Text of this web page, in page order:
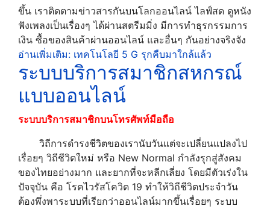
ขึ้น เราติดตามข่าวสารกันบนโลกออนไลน์ ไลฟ์สด ดูหนัง
ฟังเพลงเป็นเรื่องๆ ได้ผ่านสตรีมมิ่ง มีการทำธุรกรรมการ
เงิน ซื้อของสินค้าผ่านออนไลน์ และอื่นๆ กันอย่างจริงจัง
อ่านเพิ่มเติม: เทคโนโลยี 5 G รุกคืบมาใกล้แล้ว
ระบบบริการสมาชิกสหกรณ์
แบบออนไลน์
ระบบบริการสมาชิกบนโทรศัพท์มือถือ
วิถีการดำรงชีวิตของเรานับวันแต่จะเปลี่ยนแปลงไป
เรื่อยๆ วิถีชีวิตใหม่ หรือ New Normal กำลังรุกสู่สังคม
ของไทยอย่างมาก และยากที่จะหลีกเลี่ยง โดยมีตัวเร่งใน
ปัจจุบัน คือ โรคไวรัสโควิด 19 ทำให้วิถีชีวิตประจำวัน
ต้องพึ่งพาระบบที่เรียกว่าออนไลน์มากขึ้นเรื่อยๆ ระบบ